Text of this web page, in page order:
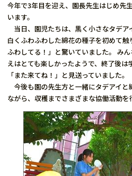
今年で3年目を迎え、園長先生はじめ先
います。
当日、園児たちは、黒く小さなタデア
白くふわふわした綿花の種子を初めて触
ふわしてる！」と驚いていました。 み
えはとても楽しかったようで、終了後は
「また来てね！」と見送っていました。
今後も園の先生方と一緒にタデアイと
ながら、収穫までさまざまな協働活動を